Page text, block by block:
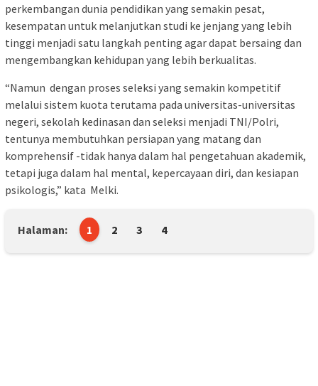
perkembangan dunia pendidikan yang semakin pesat,
kesempatan untuk melanjutkan studi ke jenjang yang lebih
tinggi menjadi satu langkah penting agar dapat bersaing dan
mengembangkan kehidupan yang lebih berkualitas.
“Namun dengan proses seleksi yang semakin kompetitif
melalui sistem kuota terutama pada universitas-universitas
negeri, sekolah kedinasan dan seleksi menjadi TNI/Polri,
tentunya membutuhkan persiapan yang matang dan
komprehensif -tidak hanya dalam hal pengetahuan akademik,
tetapi juga dalam hal mental, kepercayaan diri, dan kesiapan
psikologis,” kata Melki.
Halaman: 1 2 3 4